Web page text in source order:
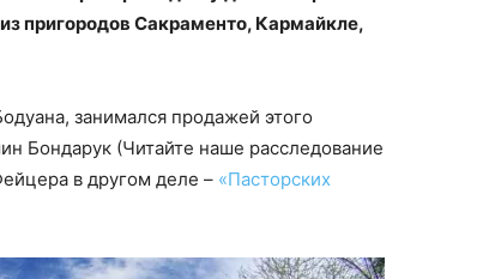
пригородов Сакраменто, Кармайкле,
занимался продажей этого
Бондарук (Читайте наше расследование
в другом деле – «Пасторских